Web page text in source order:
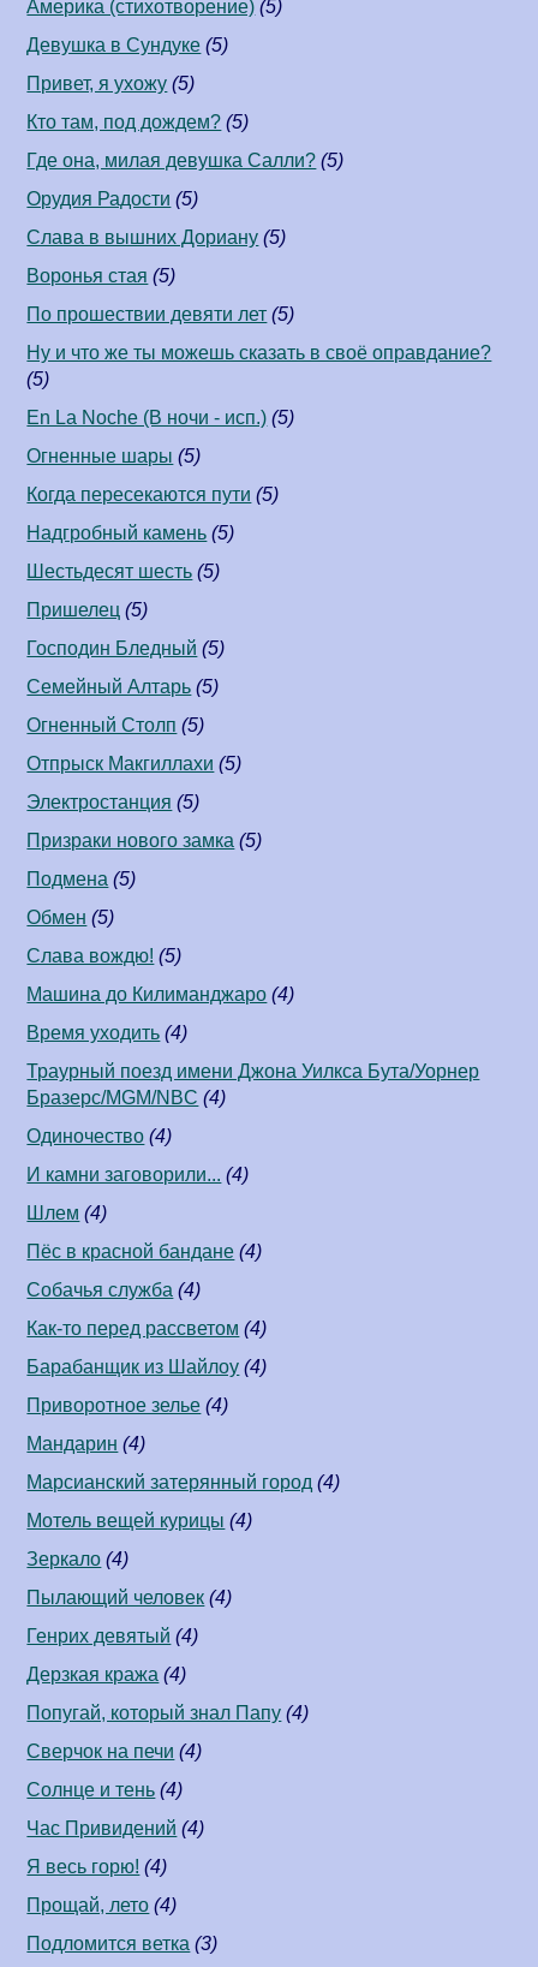
Америка (стихотворение) (5)
Девушка в Сундуке (5)
Привет, я ухожу (5)
Кто там, под дождем? (5)
Где она, милая девушка Салли? (5)
Орудия Радости (5)
Слава в вышних Дориану (5)
Воронья стая (5)
По прошествии девяти лет (5)
Ну и что же ты можешь сказать в своё оправдание?
(5)
En La Noche (В ночи - исп.) (5)
Огненные шары (5)
Когда пересекаются пути (5)
Надгробный камень (5)
Шестьдесят шесть (5)
Пришелец (5)
Господин Бледный (5)
Семейный Алтарь (5)
Огненный Столп (5)
Отпрыск Макгиллахи (5)
Электростанция (5)
Призраки нового замка (5)
Подмена (5)
Обмен (5)
Слава вождю! (5)
Машина до Килиманджаро (4)
Время уходить (4)
Траурный поезд имени Джона Уилкса Бута/Уорнер
Бразерс/MGM/NBC (4)
Одиночество (4)
И камни заговорили... (4)
Шлем (4)
Пёс в красной бандане (4)
Собачья служба (4)
Как-то перед рассветом (4)
Барабанщик из Шайлоу (4)
Приворотное зелье (4)
Мандарин (4)
Марсианский затерянный город (4)
Мотель вещей курицы (4)
Зеркало (4)
Пылающий человек (4)
Генрих девятый (4)
Дерзкая кража (4)
Попугай, который знал Папу (4)
Сверчок на печи (4)
Солнце и тень (4)
Час Привидений (4)
Я весь горю! (4)
Прощай, лето (4)
Подломится ветка (3)